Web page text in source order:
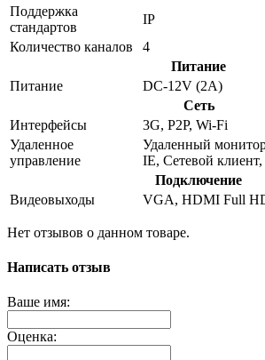
Поддержка
стандартов
IP
Количество каналов
4
Питание
Питание
DC-12V (2А)
Сеть
Интерфейсы
3G, P2P, Wi-Fi
Удаленное
управление
Удаленный
IE, Сетевой
Подключение
Видеовыходы
VGA, HDMI Full
Нет отзывов о данном товаре.
Написать отзыв
Ваше имя:
Оценка: